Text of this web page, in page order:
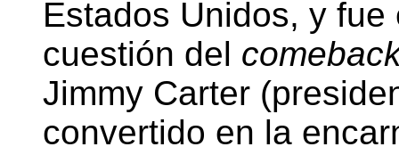
Estados Unidos, y
cuestión del
Jimmy Carter
convertido en la